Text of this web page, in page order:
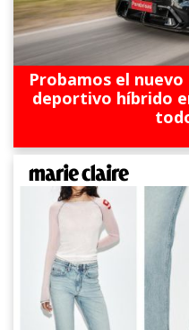
Probamos el nuevo
deportivo híbrido